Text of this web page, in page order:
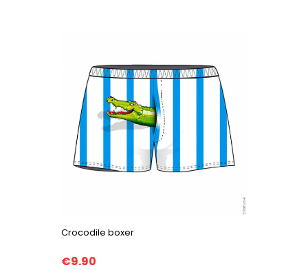
Crocodile boxer
€9.90